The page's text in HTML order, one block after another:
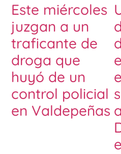
Este miércoles
juzgan a un
traficante de
droga que
huyó de un
control policial
en Valdepeñas